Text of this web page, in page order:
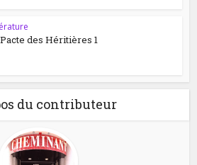
des Héritières 1
du contributeur